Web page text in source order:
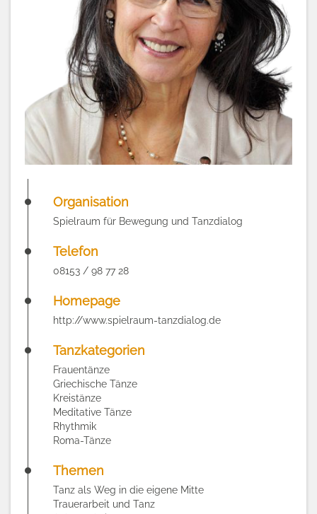
Organisation
Spielraum für Bewegung und Tanzdialog
Telefon
08153 / 98 77 28
Homepage
http://www.spielraum-tanzdialog.de
Tanzkategorien
Frauentänze
Griechische Tänze
Kreistänze
Meditative Tänze
Rhythmik
Roma-Tänze
Themen
Tanz als Weg in die eigene Mitte
Trauerarbeit und Tanz